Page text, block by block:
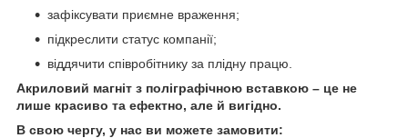
зафіксувати приємне враження;
підкреслити статус компанії;
віддячити співробітнику за плідну працю.⠀
Акриловий магніт з поліграфічною вставкою – це не
лише красиво та ефектно, але й вигідно.
В свою чергу, у нас ви можете замовити: